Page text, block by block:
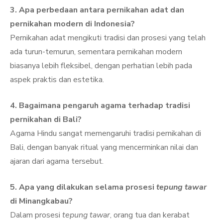
3. Apa perbedaan antara pernikahan adat dan
pernikahan modern di Indonesia?
Pernikahan adat mengikuti tradisi dan prosesi yang telah
ada turun-temurun, sementara pernikahan modern
biasanya lebih fleksibel, dengan perhatian lebih pada
aspek praktis dan estetika.
4. Bagaimana pengaruh agama terhadap tradisi
pernikahan di Bali?
Agama Hindu sangat memengaruhi tradisi pernikahan di
Bali, dengan banyak ritual yang mencerminkan nilai dan
ajaran dari agama tersebut.
5. Apa yang dilakukan selama prosesi tepung tawar
di Minangkabau?
Dalam prosesi tepung tawar, orang tua dan kerabat